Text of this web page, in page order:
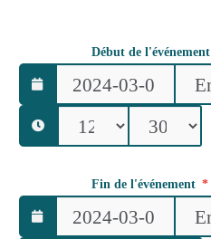
Début de l'événement
Fin de l'événement